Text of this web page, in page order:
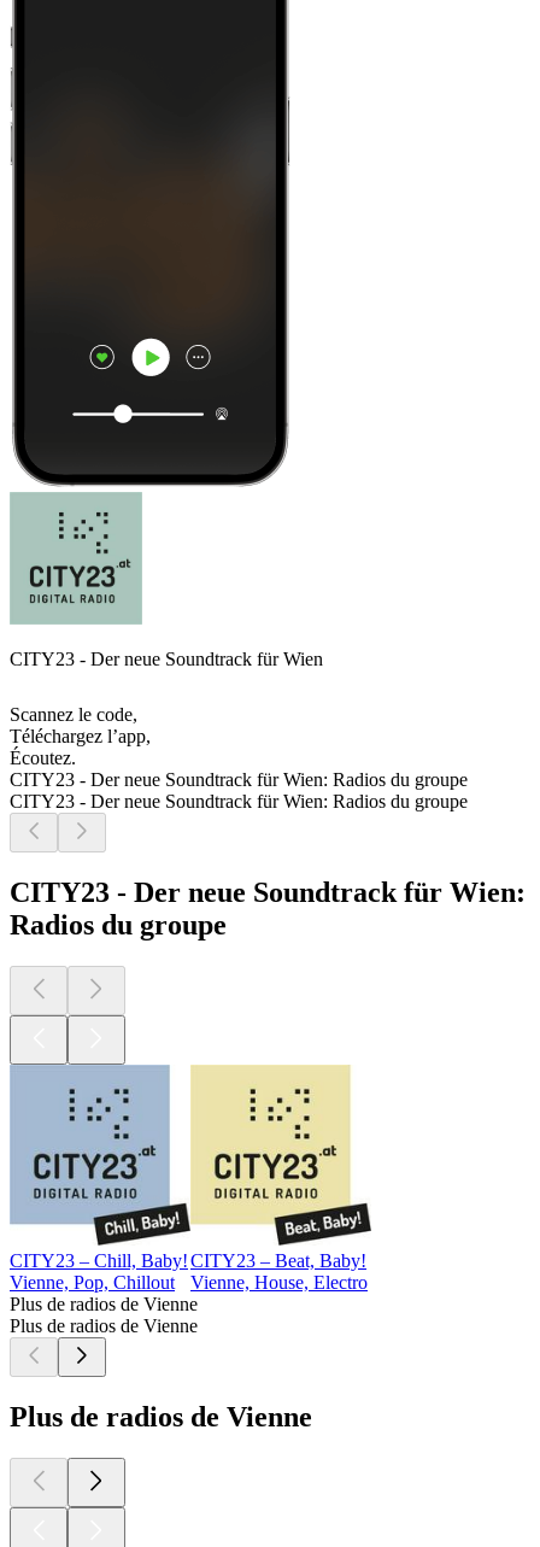
CITY23 - Der neue Soundtrack für Wien
Scannez le code,
Téléchargez l’app,
Écoutez.
CITY23 - Der neue Soundtrack für Wien: Radios du groupe
CITY23 - Der neue Soundtrack für Wien: Radios du groupe
CITY23 - Der neue Soundtrack für Wien:
Radios du groupe
CITY23 – Chill, Baby!
Vienne, Pop, Chillout
CITY23 – Beat, Baby!
Vienne, House, Electro
Plus de radios de Vienne
Plus de radios de Vienne
Plus de radios de Vienne